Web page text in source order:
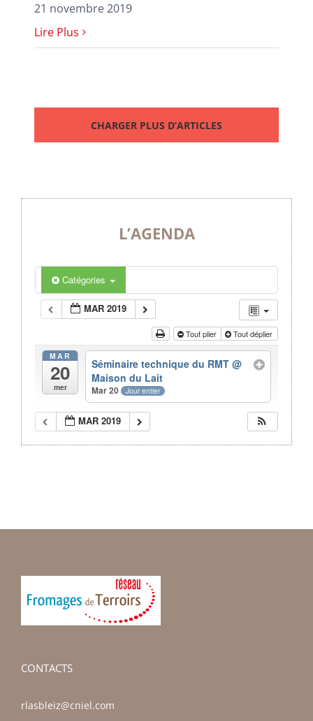
21 novembre 2019
Lire Plus
CHARGER PLUS D’ARTICLES
L’AGENDA
Catégories
MAR 2019
Tout plier Tout déplier
MAR
20
mer
Séminaire technique du RMT @
Maison du Lait
Mar 20 Jour entier
MAR 2019
CONTACTS
rlasbleiz@cniel.com